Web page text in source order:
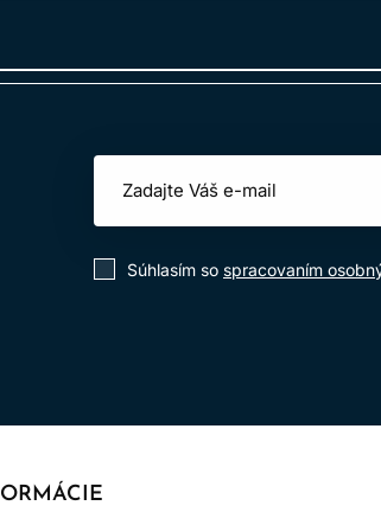
odtieňov vzorkovníku L'Oréal INOA
a farebných služieb. V palete
nežiaducich teplých odleskov, ako aj
aj individuálne miešanie odtieňov podľa
farby na vlasy Inoa
Súhlasím so spracovaním